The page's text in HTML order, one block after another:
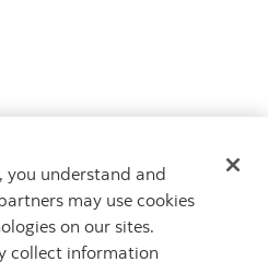
(États-Unis) (en anglais)
you understand and
may use cookies
on our sites.
collect information